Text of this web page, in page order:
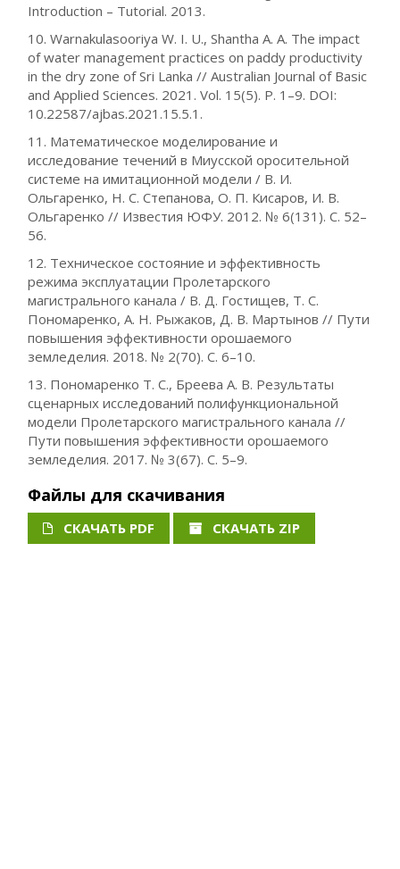
Introduction – Tutorial. 2013.
10. Warnakulasooriya W. I. U., Shantha A. A. The impact
of water management practices on paddy productivity
in the dry zone of Sri Lanka // Australian Journal of Basic
and Applied Sciences. 2021. Vol. 15(5). P. 1–9. DOI:
10.22587/ajbas.2021.15.5.1.
11. Математическое моделирование и
исследование течений в Миусской оросительной
системе на имитационной модели / В. И.
Ольгаренко, Н. С. Степанова, О. П. Кисаров, И. В.
Ольгаренко // Известия ЮФУ. 2012. № 6(131). С. 52–
56.
12. Техническое состояние и эффективность
режима эксплуатации Пролетарского
магистрального канала / В. Д. Гостищев, Т. С.
Пономаренко, А. Н. Рыжаков, Д. В. Мартынов // Пути
повышения эффективности орошаемого
земледелия. 2018. № 2(70). С. 6–10.
13. Пономаренко Т. С., Бреева А. В. Результаты
сценарных исследований полифункциональной
модели Пролетарского магистрального канала //
Пути повышения эффективности орошаемого
земледелия. 2017. № 3(67). С. 5–9.
Файлы для скачивания
СКАЧАТЬ PDF СКАЧАТЬ ZIP